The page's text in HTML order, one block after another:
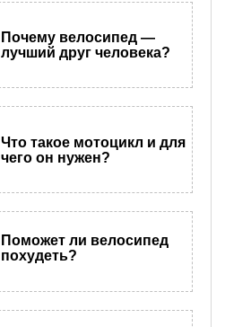
Почему велосипед —
лучший друг человека?
Что такое мотоцикл и для
чего он нужен?
Поможет ли велосипед
похудеть?